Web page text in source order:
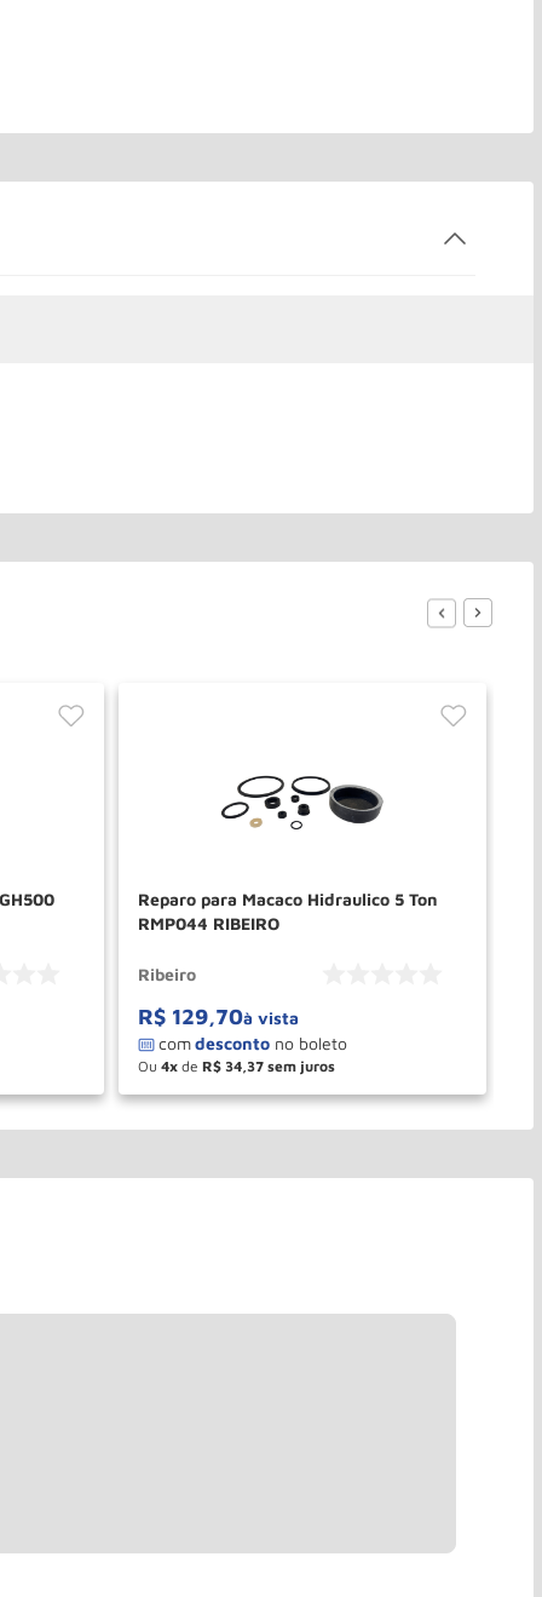
Reparo para Macaco Hidraulico 5 Ton
RMP044 RIBEIRO
Ribeiro
R$ 129,70à vista
Ou 4 de R$ 34 37
＋
－ COMPRAR